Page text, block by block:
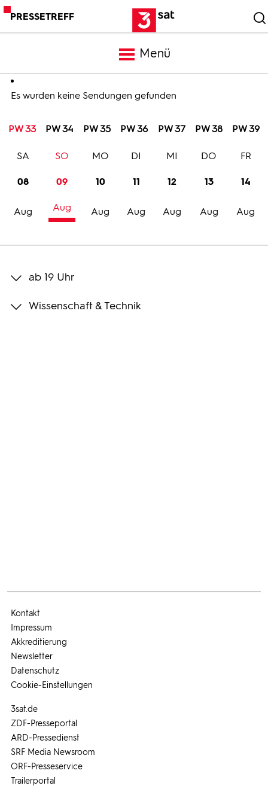
PRESSETREFF
Menü
Meldungen
Programm
Trailer
Bilder
Es wurden keine Sendungen gefunden
PW 33 PW 34 PW 35 PW 36 PW 37 PW 38 PW 39
08
Aug
SA
09
Aug
SO
10
Aug
MO
11
Aug
DI
12
Aug
MI
13
Aug
DO
14
Aug
FR
ab 19 Uhr
Wissenschaft & Technik
3sat.de
ZDF-Presseportal
ARD-Pressedienst
SRF Media Newsroom
ORF-Presseservice
Trailerportal
Kontakt
Impressum
Akkreditierung
Newsletter
Datenschutz
Cookie-Einstellungen